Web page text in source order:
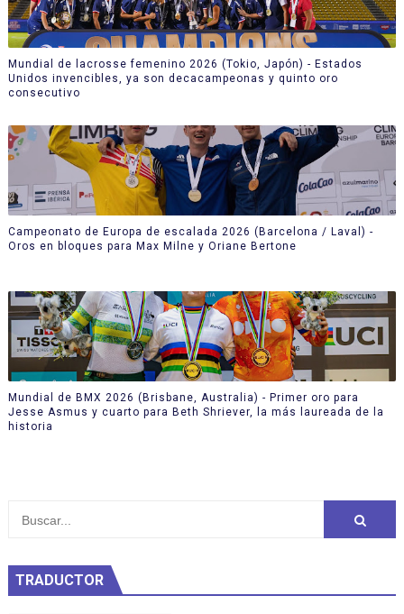
Mundial de lacrosse femenino 2026 (Tokio, Japón) - Estados
Unidos invencibles, ya son decacampeonas y quinto oro
consecutivo
Campeonato de Europa de escalada 2026 (Barcelona / Laval) -
Oros en bloques para Max Milne y Oriane Bertone
Mundial de BMX 2026 (Brisbane, Australia) - Primer oro para
Jesse Asmus y cuarto para Beth Shriever, la más laureada de la
historia
TRADUCTOR